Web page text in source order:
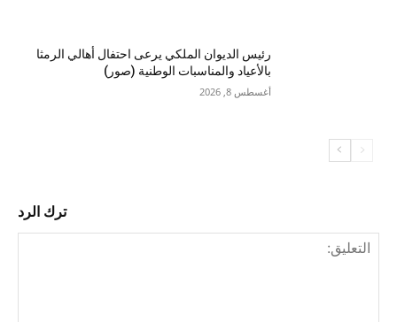
رئيس الديوان الملكي يرعى احتفال أهالي الرمثا
بالأعياد والمناسبات الوطنية (صور)
أغسطس 8, 2026
ترك الرد